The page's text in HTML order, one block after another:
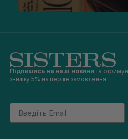
Підпишись на наші новини та отримуй
знижку 5% на перше замовлення
Email